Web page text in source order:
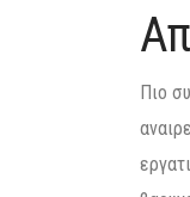
Πιο